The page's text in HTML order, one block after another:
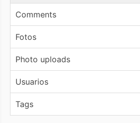
Comments
Fotos
Photo uploads
Usuarios
Tags